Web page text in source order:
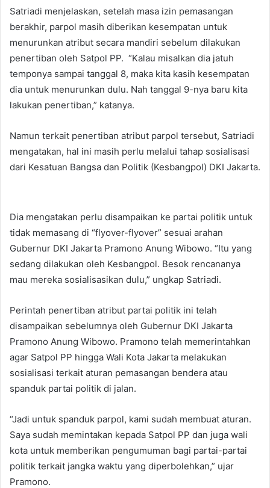
Satriadi menjelaskan, setelah masa izin pemasangan
berakhir, parpol masih diberikan kesempatan untuk
menurunkan atribut secara mandiri sebelum dilakukan
penertiban oleh Satpol PP. “Kalau misalkan dia jatuh
temponya sampai tanggal 8, maka kita kasih kesempatan
dia untuk menurunkan dulu. Nah tanggal 9-nya baru kita
lakukan penertiban,” katanya.
Namun terkait penertiban atribut parpol tersebut, Satriadi
mengatakan, hal ini masih perlu melalui tahap sosialisasi
dari Kesatuan Bangsa dan Politik (Kesbangpol) DKI Jakarta.
Dia mengatakan perlu disampaikan ke partai politik untuk
tidak memasang di “flyover-flyover” sesuai arahan
Gubernur DKI Jakarta Pramono Anung Wibowo. “Itu yang
sedang dilakukan oleh Kesbangpol. Besok rencananya
mau mereka sosialisasikan dulu,” ungkap Satriadi.
Perintah penertiban atribut partai politik ini telah
disampaikan sebelumnya oleh Gubernur DKI Jakarta
Pramono Anung Wibowo. Pramono telah memerintahkan
agar Satpol PP hingga Wali Kota Jakarta melakukan
sosialisasi terkait aturan pemasangan bendera atau
spanduk partai politik di jalan.
“Jadi untuk spanduk parpol, kami sudah membuat aturan.
Saya sudah memintakan kepada Satpol PP dan juga wali
kota untuk memberikan pengumuman bagi partai-partai
politik terkait jangka waktu yang diperbolehkan,” ujar
Pramono.